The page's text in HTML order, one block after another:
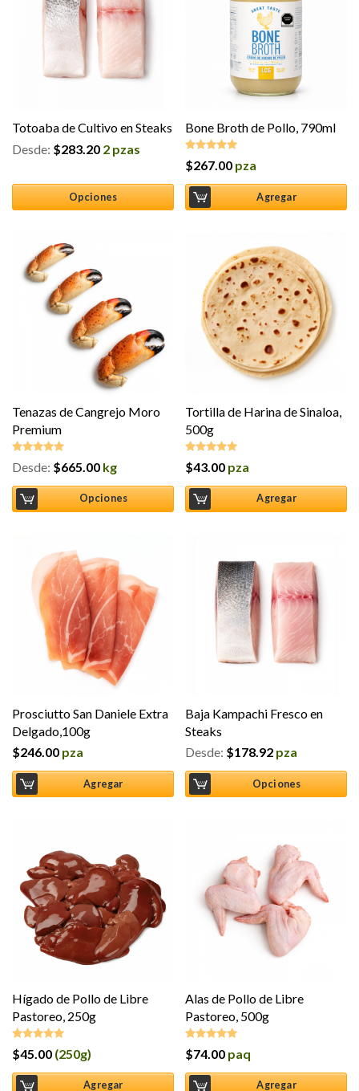
Totoaba de Cultivo en Steaks
Desde: $283.20 2 pzas
Opciones
Bone Broth de Pollo, 790ml
Valorado en
$267.00 pza
Agregar
Tenazas de Cangrejo Moro
Premium
Valorado en
Desde: $665.00 kg
Opciones
Tortilla de Harina de Sinaloa,
500g
Valorado en
$43.00 pza
Agregar
Prosciutto San Daniele Extra
Delgado,100g
$246.00 pza
Agregar
Baja Kampachi Fresco en
Steaks
Desde: $178.92 pza
Opciones
Hígado de Pollo de Libre
Pastoreo, 250g
Valorado en
$45.00 (250g)
Agregar
Alas de Pollo de Libre
Pastoreo, 500g
Valorado en
$74.00 paq
Agregar